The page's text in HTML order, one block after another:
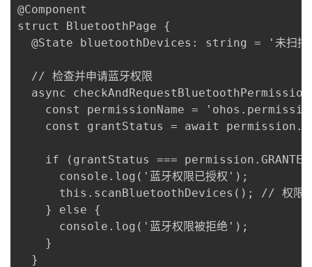
@Component
struct BluetoothPage {
@State bluetoothDevices: string = '未扫描
  // 检查并申请蓝牙权限
async
const permissionName =
const grantStatus = await
if (grantStatus ===
      console.log('蓝牙权限已授权');
this.scanBluetoothDevices(); // 权限通
    } else {
      console.log('蓝牙权限被拒绝');
    }
  }